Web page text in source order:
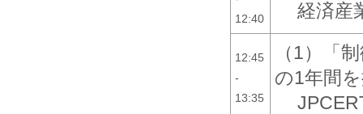
12:40
経済産
12:45
-
13:35
（1）「
の1年間